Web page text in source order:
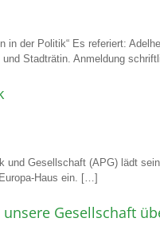
in der Politik“ Es referiert:
Stadträtin. Anmeldung
und Gesellschaft (APG) lädt
Haus ein. […]
Gesellschaft